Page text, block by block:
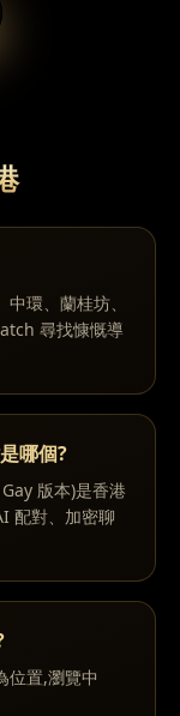
環、蘭桂坊、
尋找慷慨導
哪個?
版本)是香港
配對、加密聊
位置,瀏覽中